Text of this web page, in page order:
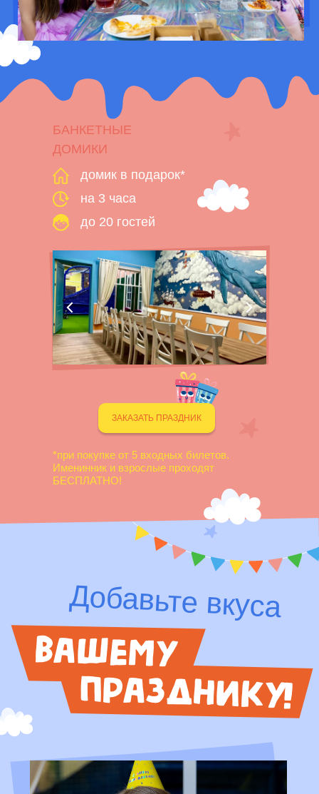
домик в подарок*
на 3 часа
до 20 гостей
*при покупке от 5 входных билетов.
Именинник и взрослые проходят
БЕСПЛАТНО!
ЗАКАЗАТЬ ПРАЗДНИК
БАНКЕТНЫЕ
ДОМИКИ